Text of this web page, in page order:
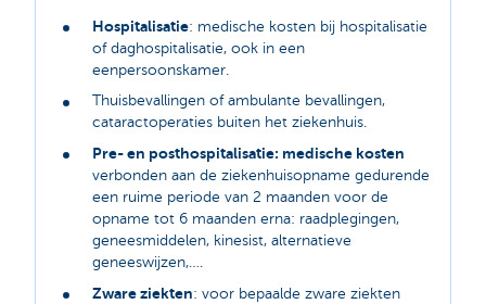
Hospitalisatie: medische kosten bij hospitalisatie
of daghospitalisatie, ook in een
eenpersoonskamer.
Thuisbevallingen of ambulante bevallingen,
cataractoperaties buiten het ziekenhuis.
Pre- en posthospitalisatie: medische kosten
verbonden aan de ziekenhuisopname gedurende
een ruime periode van 2 maanden voor de
opname tot 6 maanden erna: raadplegingen,
geneesmiddelen, kinesist, alternatieve
geneeswijzen,….
Zware ziekten: voor bepaalde zware ziekten